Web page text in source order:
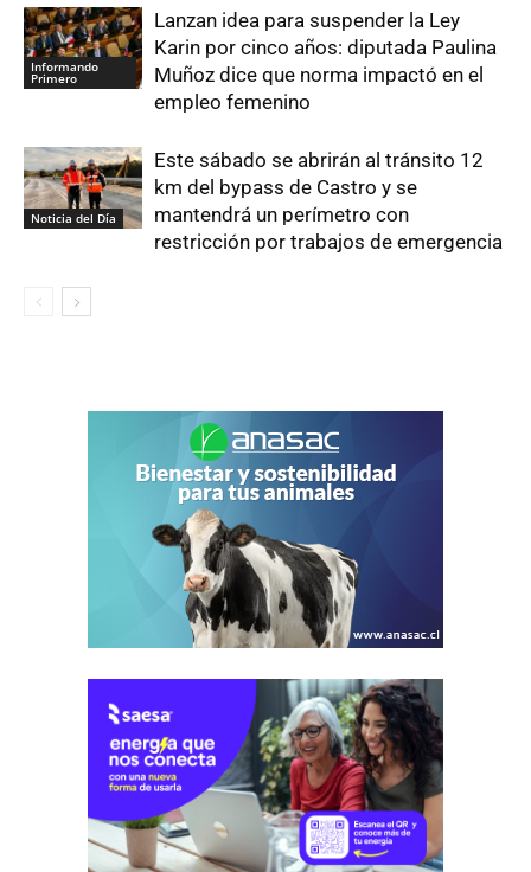
Informando
Primero
Lanzan idea para suspender la Ley
Karin por cinco años: diputada Paulina
Muñoz dice que norma impactó en el
empleo femenino
Noticia del Día
Este sábado se abrirán al tránsito 12
km del bypass de Castro y se
mantendrá un perímetro con
restricción por trabajos de emergencia